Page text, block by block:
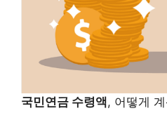
국민연금 수령액, 어떻게